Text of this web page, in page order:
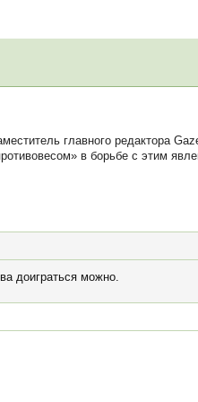
главного редактора
в борьбе с этим
доиграться можно.